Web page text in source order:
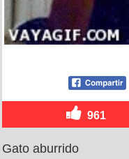
961
Gato aburrido